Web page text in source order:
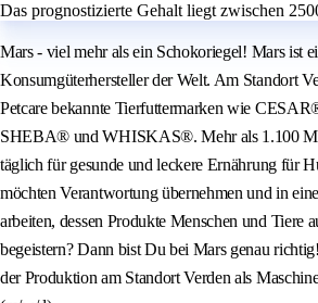
Das prognostizierte Gehalt liegt zwischen
Mars - viel mehr als ein Schokoriegel! Mars ist
Konsumgüterhersteller der Welt. Am Standort
Petcare bekannte Tierfuttermarken wie
SHEBA® und WHISKAS®. Mehr als 1.100
täglich für gesunde und leckere Ernährung für
möchten Verantwortung übernehmen und in
arbeiten, dessen Produkte Menschen und Tiere
begeistern? Dann bist Du bei Mars genau
der Produktion am Standort Verden als